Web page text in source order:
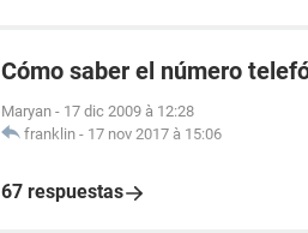
Cómo saber el número
Maryan - 17 dic 2009 à 12:28
franklin - 17 nov 2017 à 15:06
67 respuestas